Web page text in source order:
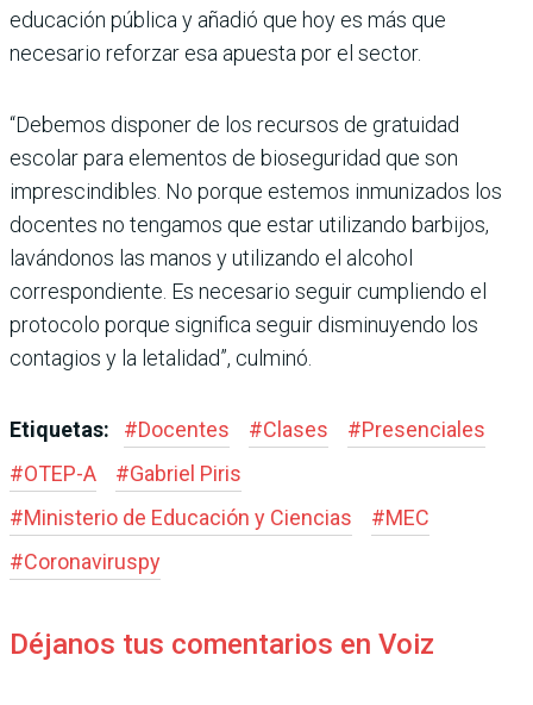
educación pública y añadió que hoy es más que
necesario reforzar esa apuesta por el sector.
“Debemos disponer de los recursos de gratuidad
escolar para elementos de bioseguridad que son
imprescindibles. No porque estemos inmunizados los
docentes no tengamos que estar utilizando barbijos,
lavándonos las manos y utilizando el alcohol
correspondiente. Es necesario seguir cumpliendo el
protocolo porque significa seguir disminuyendo los
contagios y la letalidad”, culminó.
Etiquetas: #Docentes #Clases #Presenciales
#OTEP-A #Gabriel Piris
#Ministerio de Educación y Ciencias #MEC
#Coronaviruspy
Déjanos tus comentarios en Voiz